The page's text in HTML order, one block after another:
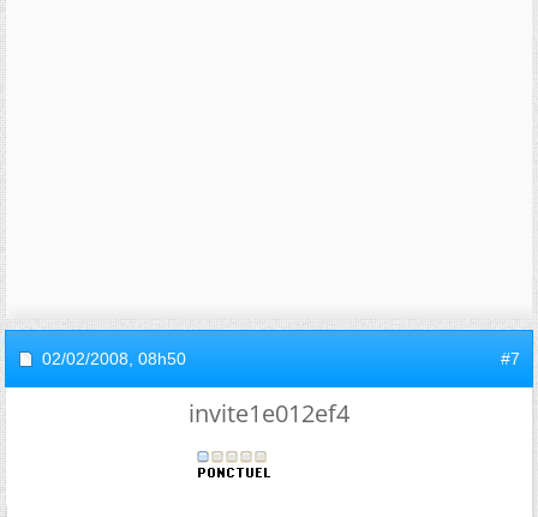
02/02/2008, 08h50 #7
invite1e012ef4